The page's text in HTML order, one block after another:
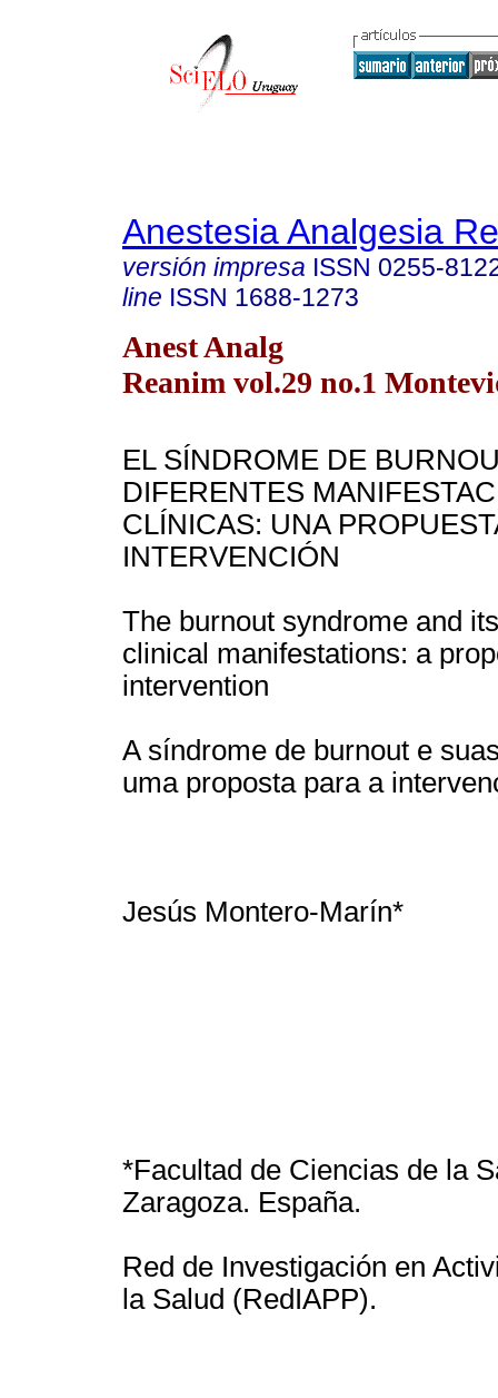
Anestesia Analgesia
versión impresa ISSN 0255-
line ISSN 1688-1273
Anest Analg
Reanim vol.29 no.1
EL SÍNDROME DE
DIFERENTES
CLÍNICAS: UNA
INTERVENCIÓN
The burnout syndrome and
clinical manifestations: a
intervention
A síndrome de burnout e
uma proposta para a
Jesús Montero-Marín*
*Facultad de Ciencias de la
Zaragoza. España.
Red de Investigación en
la Salud (RedIAPP).